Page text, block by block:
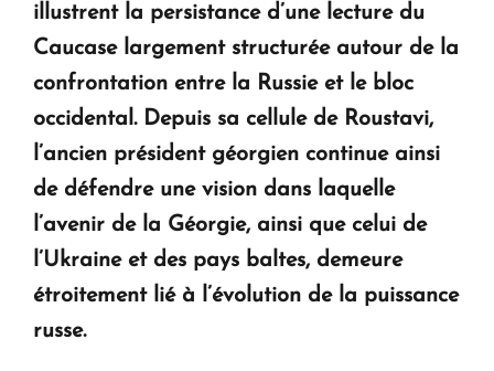
illustrent la persistance d’une lecture du
Caucase largement structurée autour de la
confrontation entre la Russie et le bloc
occidental. Depuis sa cellule de Roustavi,
l’ancien président géorgien continue ainsi
de défendre une vision dans laquelle
l’avenir de la Géorgie, ainsi que celui de
l’Ukraine et des pays baltes, demeure
étroitement lié à l’évolution de la puissance
russe.